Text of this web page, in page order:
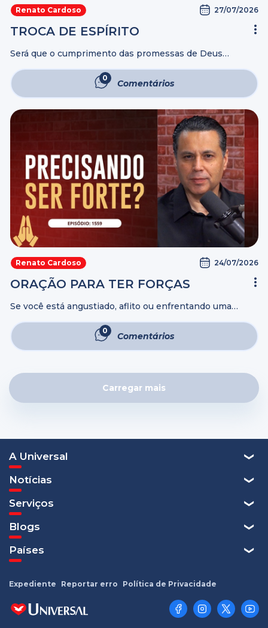
Renato Cardoso 27/07/2026
TROCA DE ESPÍRITO
Será que o cumprimento das promessas de Deus
algumas promessas parecem nunca se cumprir? Neste
vídeo, você vai descobrir qual é ...
0 Comentários
Renato Cardoso 24/07/2026
ORAÇÃO PARA TER FORÇAS
Se você está angustiado, aflito ou enfrentando uma
Una-se a nós com fé e entregue suas lutas nas mãos de
Deus. ...
0 Comentários
Carregar mais
A Universal
Notícias
Serviços
Blogs
Países
Expediente Reportar erro Política de Privacidade